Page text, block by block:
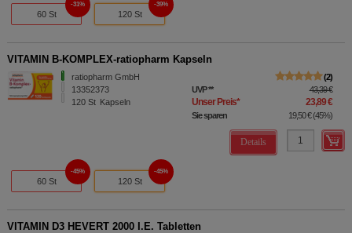
60 St
31%
120 St
39%
VITAMIN B-KOMPLEX-ratiopharm Kapseln
ratiopharm GmbH
13352373
120 St Kapseln
2
UVP** 43,39 €
Unser Preis* 23,89 €
Sie sparen 19,50 €(45%)
Details
60 St
45%
120 St
45%
VITAMIN D3 HEVERT 2000 I.E. Tabletten